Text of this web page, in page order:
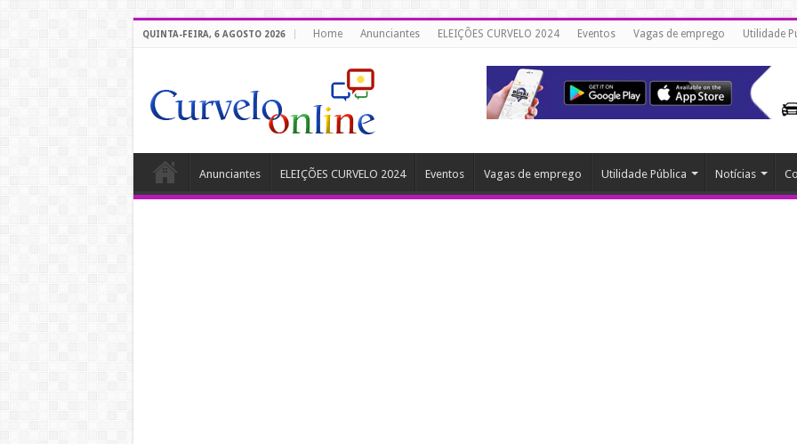
QUINTA-FEIRA, 6 AGOSTO 2026 Home Anunciantes ELEIÇÕES CURVELO 2024 Eventos Vagas de emprego Utilidade
Anunciantes ELEIÇÕES CURVELO 2024 Eventos Vagas de emprego Utilidade Pública Notícias